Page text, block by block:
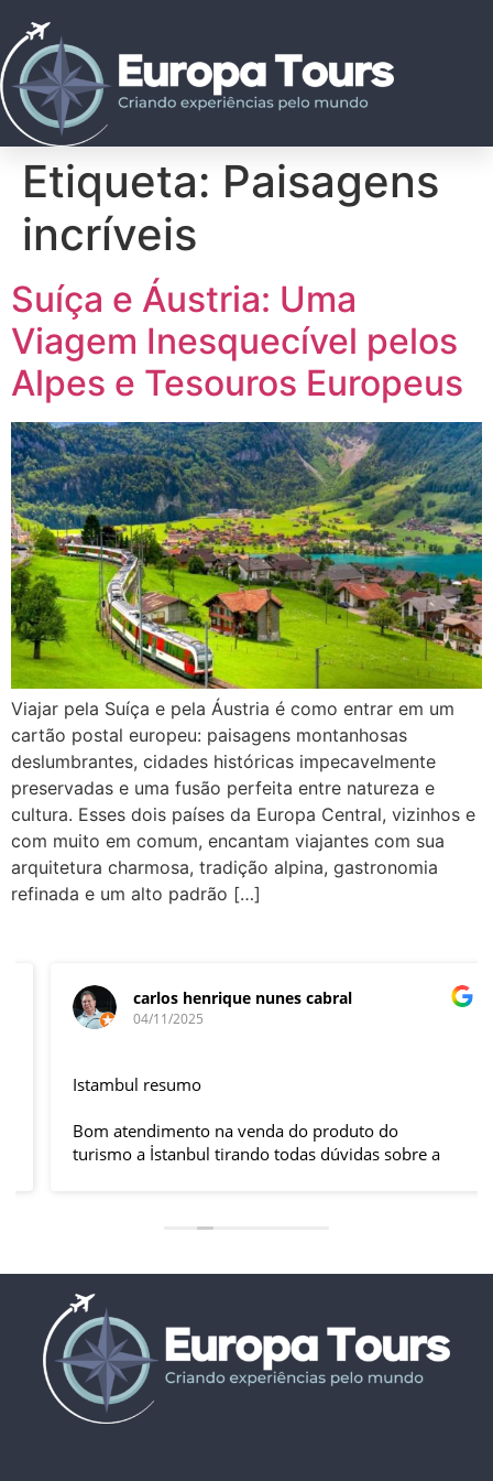
Etiqueta: Paisagens
incríveis
Suíça e Áustria: Uma
Viagem Inesquecível pelos
Alpes e Tesouros Europeus
Viajar pela Suíça e pela Áustria é como entrar em um
cartão postal europeu: paisagens montanhosas
deslumbrantes, cidades históricas impecavelmente
preservadas e uma fusão perfeita entre natureza e
cultura. Esses dois países da Europa Central, vizinhos e
com muito em comum, encantam viajantes com sua
arquitetura charmosa, tradição alpina, gastronomia
refinada e um alto padrão […]
carlos henrique nunes cabral
04/11/2025
Istambul resumo
Bom atendimento na venda do produto do
turismo a İstanbul tirando todas dúvidas sobre a
ficaram em SP trabalhando. A associação dessa
LÍDER, garantiu o sucesso da viagem que foi, lá, em
grupo formado por brasileiros e com guia Turco, Sr
Ali Faik, falando um português impecável e foi
muito disponível e atencioso. Os transfers, foram
4, todos em vans novas e os trajetos em ônibus
com pilotos tranquilos dirigindo com segurança
pelas boas estradas da Turquia. Os hotéis: Armada